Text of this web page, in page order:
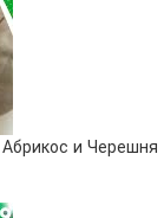
и Черешня